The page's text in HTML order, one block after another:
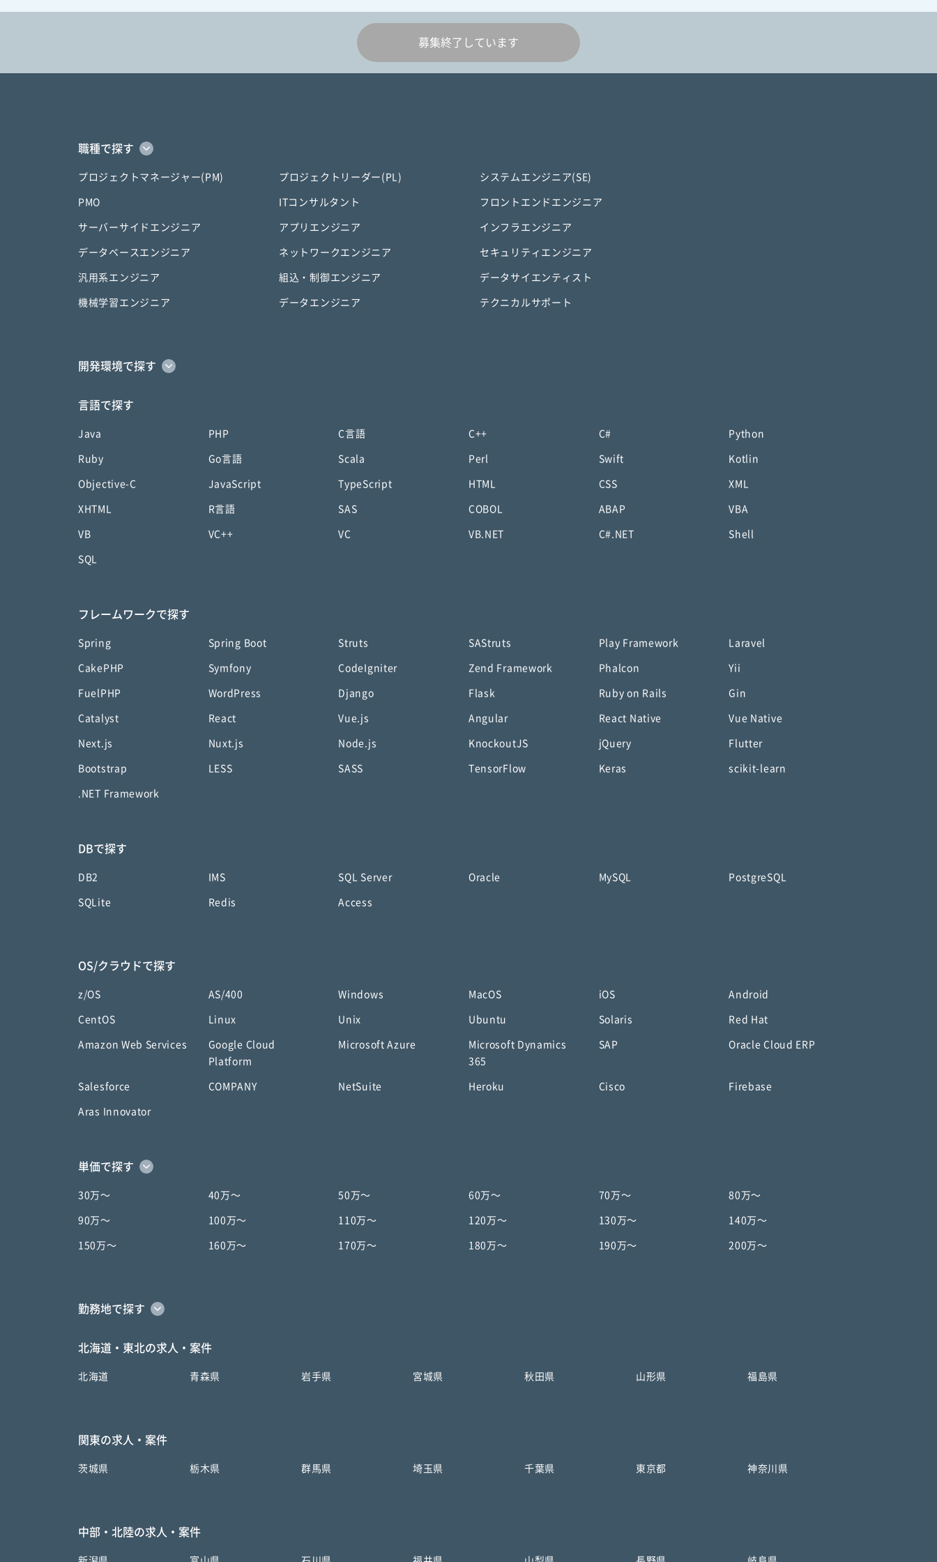
募集終了しています
職種で探す
プロジェクトマネージャー(PM) プロジェクトリーダー(PL) システムエンジニア(SE)
PMO ITコンサルタント フロントエンドエンジニア
サーバーサイドエンジニア アプリエンジニア インフラエンジニア
データベースエンジニア ネットワークエンジニア セキュリティエンジニア
汎用系エンジニア 組込・制御エンジニア データサイエンティスト
機械学習エンジニア データエンジニア テクニカルサポート
開発環境で探す
言語で探す
Java PHP C言語 C++ C# Python
Ruby Go言語 Scala Perl Swift Kotlin
Objective-C JavaScript TypeScript HTML CSS XML
XHTML R言語 SAS COBOL ABAP VBA
VB VC++ VC VB.NET C#.NET Shell
SQL
フレームワークで探す
Spring Spring Boot Struts SAStruts Play Framework Laravel
CakePHP Symfony CodeIgniter Zend Framework Phalcon Yii
FuelPHP WordPress Django Flask Ruby on Rails Gin
Catalyst React Vue.js Angular React Native Vue Native
Next.js Nuxt.js Node.js KnockoutJS jQuery Flutter
Bootstrap LESS SASS TensorFlow Keras scikit-learn
.NET Framework
DBで探す
DB2 IMS SQL Server Oracle MySQL PostgreSQL
SQLite Redis Access
OS/クラウドで探す
z/OS AS/400 Windows MacOS iOS Android
CentOS Linux Unix Ubuntu Solaris Red Hat
Amazon Web Services
Google Cloud
Platform
Microsoft Azure
Microsoft Dynamics
365
SAP Oracle Cloud ERP
Salesforce COMPANY NetSuite Heroku Cisco Firebase
Aras Innovator
単価で探す
30万〜 40万〜 50万〜 60万〜 70万〜 80万〜
90万〜 100万〜 110万〜 120万〜 130万〜 140万〜
150万〜 160万〜 170万〜 180万〜 190万〜 200万〜
勤務地で探す
北海道・東北の求人・案件
北海道 青森県 岩手県 宮城県 秋田県 山形県 福島県
関東の求人・案件
茨城県 栃木県 群馬県 埼玉県 千葉県 東京都 神奈川県
中部・北陸の求人・案件